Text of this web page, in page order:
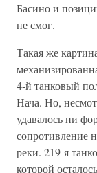
Басино и
не смог.
Такая же
4-й танковый
Нача. Но,
удавалось ни
сопротивление
реки. 219-я
которой